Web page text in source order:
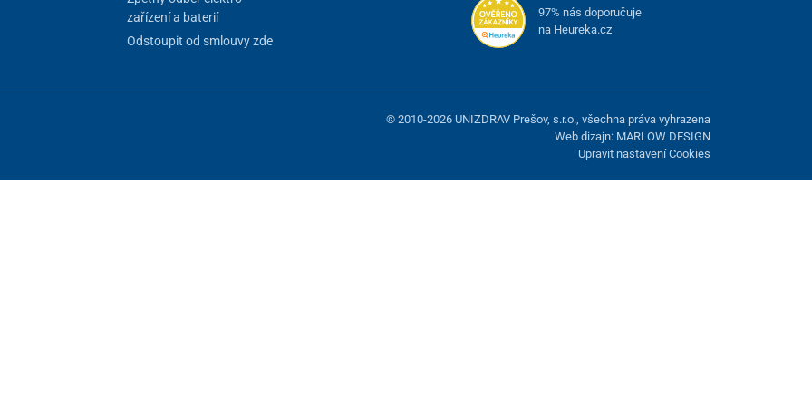
zařízení a baterií
Odstoupit od smlouvy zde
97% nás doporučuje
na Heureka.cz
© 2010-2026 UNIZDRAV Prešov, s.r.o., všechna práva vyhrazena
Web dizajn: MARLOW DESIGN
Upravit nastavení Cookies